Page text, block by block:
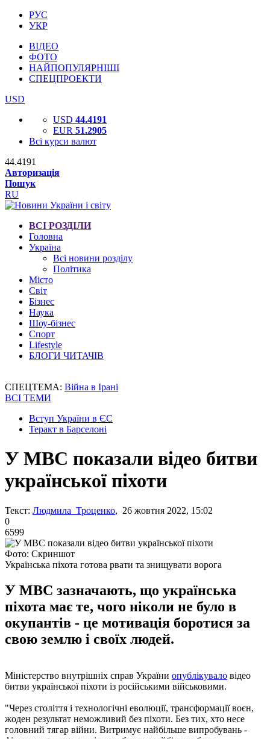
РУС
УКР
ВІДЕО
ФОТО
НАЙПОПУЛЯРНІШІ
СПЕЦПРОЕКТИ
USD
USD 44.4191
EUR 51.2905
Всі курси валют
44.4191
Авторизація
Пошук
RU
ВСІ РОЗДІЛИ
Головна
Україна
Всі новини розділу
Політика
Місто
Світ
Бізнес
Наука
Шоу-бізнес
Спорт
Lifestyle
БЛОГИ ЧИТАЧІВ
СПЕЦТЕМА: Війна в Ірані
ВСІ ТЕМИ
Вступ України в ЄС
Теракт в Барселоні
У МВС показали відео битви
української піхоти
Текст: Людмила Троценко, 26 жовтня 2022, 15:02
0
6599
Фото: Скриншот
Українська піхота готова рвати та знищувати ворога
У МВС зазначають, що українська
піхота має те, чого ніколи не було в
окупантів - це мотивація боротися за
свою землю і своїх людей.
Міністерство внутрішніх справ України опублікувало відео
битви української піхоти із російськими військовими.
"Через століття і технологічні еволюції, трансформації воєн,
жоден результат неможливий без піхоти. Без тих, хто несе
головний тягар війни. Витримує найбільше випробувань -